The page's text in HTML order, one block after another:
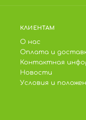
КЛИЕНТАМ
О нас
Оплата и
Контактная
Новости
Условия и